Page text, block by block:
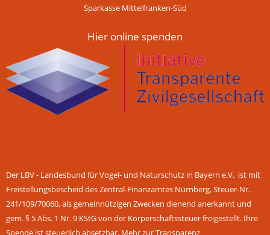
Sparkasse Mittelfranken-Süd
Hier online spenden
Der LBV - Landesbund für Vogel- und Naturschutz in Bayern e.V. ist mit
Freistellungsbescheid des Zentral-Finanzamtes Nürnberg, Steuer-Nr.
241/109/70060, als gemeinnützigen Zwecken dienend anerkannt und
gem. § 5 Abs. 1 Nr. 9 KStG von der Körperschaftssteuer freigestellt. Ihre
Spende ist steuerlich absetzbar. Mehr zur Transparenz